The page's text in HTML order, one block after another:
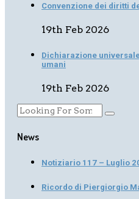
Convenzione dei diritti
19th Feb 2026
Dichiarazione
umani
19th Feb 2026
News
Notiziario 117 – Luglio
Ricordo di Piergiorgio